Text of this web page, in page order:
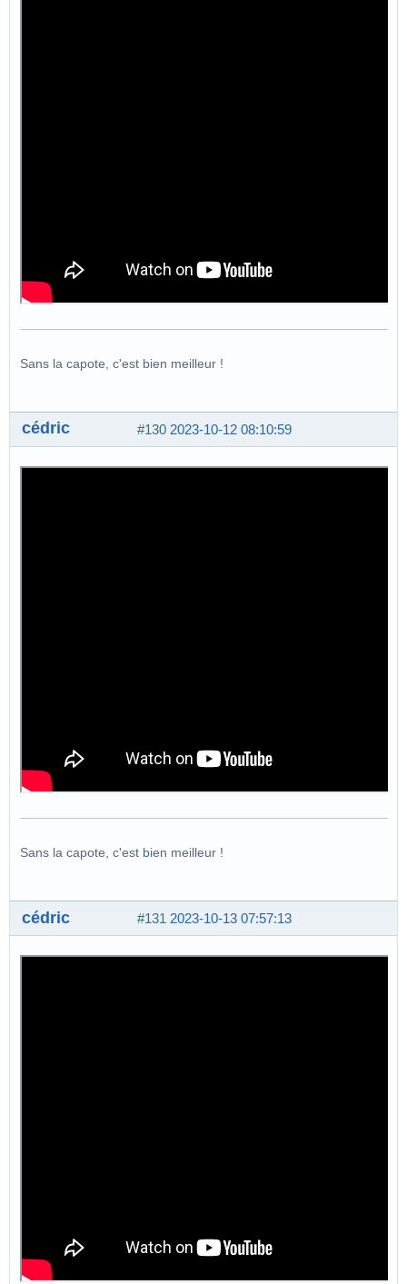
Sans la capote, c'est bien meilleur !
#130 2023-10-12 08:10:59
cédric
Sans la capote, c'est bien meilleur !
#131 2023-10-13 07:57:13
cédric